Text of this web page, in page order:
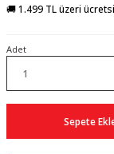
🚚 1.499 TL üzeri
Adet
Sepete